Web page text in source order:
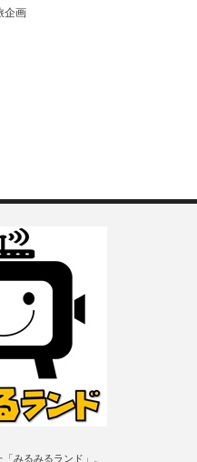
企画
みるみるランド」。